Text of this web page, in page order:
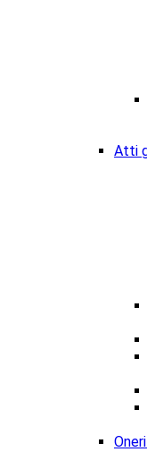
Atti